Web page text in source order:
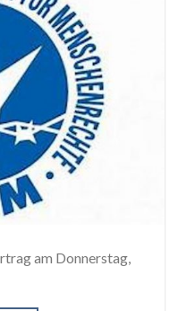
am Donnerstag,